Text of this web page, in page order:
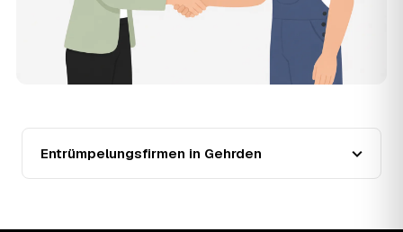
(Etage, Aufzug), Menge und Sperrmüllanteil verschieben
den Preis nach oben oder unten — den genauen
Festpreis nennt Ihnen der Entrümpler nach kurzer
Beschreibung.
Werden Entrümpelungen in Gehrden in Zukunft
Seit 2020 verlief die Preisentwicklung in Gehrden fallend
(−23 %), mit dem bisherigen Höchststand im Jahr 2021.
Eine Prognose lässt sich daraus nicht ableiten, aber die
Daten zeigen: Wer frühzeitig anfragt, sichert sich das
Entrümpelungsfirmen in Gehrden